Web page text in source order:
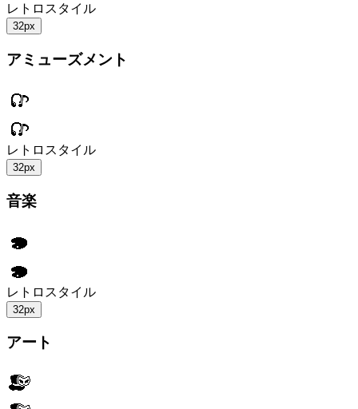
レトロスタイル
32px
アミューズメント
レトロスタイル
32px
音楽
レトロスタイル
32px
アート